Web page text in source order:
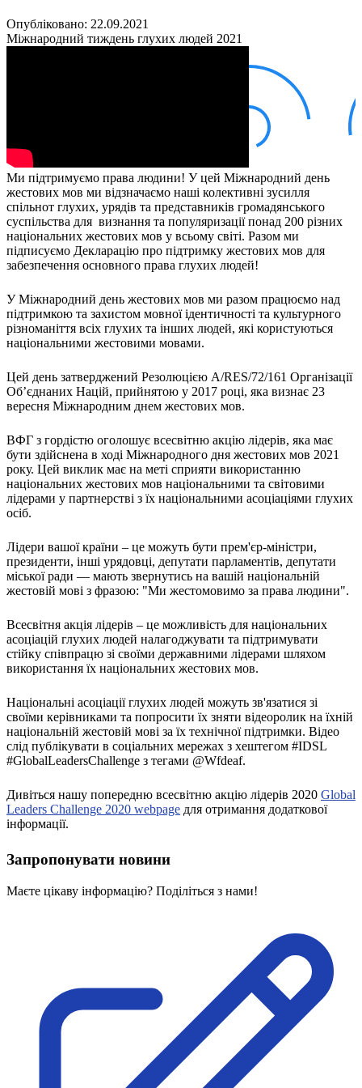
Працевлаштування
Про глухих
Постаті в УТОГ
Все про УТОГ: ваші права, послуги та підтримка:
Корисні інформаційні матеріали від Т. Ломакіної
Офіційна інформація
Про УТОГ
Керівництво УТОГ
Громадські ради УТОГ ⩺
Всеукраїнська Рада голів обласних
організацій УТОГ
Всеукраїнська Рада перекладачів жестової
мови УТОГ
Всеукраїнська Рада директорів УТОГ
Всеукраїнська молодіжна Рада УТОГ
Ветерани УТОГ
Мережа УТОГ
Підприємства УТОГ
Видання УТОГ
Звіти
Посилання сторінок УТОГ
Контакти
Загальна освіта
Для абітурієнтів
Уроки
Українська жестова мова
Правознавство
Я досліджую світ
Реєстр перекладачів жестової мови Українського
Підготовка перекладачів
"Сервіс УТОГ"
Атестація
Безбар'єрність для глухих
Вінницька область
Дніпропетровська область
Донецька область
Закарпатська область
Івано-Франківська область
Миколаївська область
Одеська область
Полтавська область
Рівненська область
Сумська область
Тернопільська область
Опубліковано: 22.09.2021
Міжнародний тиждень глухих людей 2021
Ми підтримуємо права людини! У цей Міжнародний день
жестових мов ми відзначаємо наші колективні зусилля
спільнот глухих, урядів та представників громадянського
суспільства для визнання та популяризації понад 200 різних
національних жестових мов у всьому світі. Разом ми
підписуємо Декларацію про підтримку жестових мов для
забезпечення основного права глухих людей!
У Міжнародний день жестових мов ми разом працюємо над
підтримкою та захистом мовної ідентичності та культурного
різноманіття всіх глухих та інших людей, які користуються
національними жестовими мовами.
Цей день затверджений Резолюцією A/RES/72/161 Організації
Об’єднаних Націй, прийнятою у 2017 році, яка визнає 23
вересня Міжнародним днем ​​жестових мов.
ВФГ з гордістю оголошує всесвітню акцію лідерів, яка має
бути здійснена в ході Міжнародного дня жестових мов 2021
року. Цей виклик має на меті сприяти використанню
національних жестових мов національними та світовими
лідерами у партнерстві з їх національними асоціаціями глухих
осіб.
Лідери вашої країни – це можуть бути прем'єр-міністри,
президенти, інші урядовці, депутати парламентів, депутати
міської ради — мають звернутись на вашій національній
жестовій мові з фразою: "Ми жестомовимо за права людини".
Всесвітня акція лідерів – це можливість для національних
асоціацій глухих людей налагоджувати та підтримувати
стійку співпрацю зі своїми державними лідерами шляхом
використання їх національних жестових мов.
Національні асоціації глухих людей можуть зв'язатися зі
своїми керівниками та попросити їх зняти відеоролик на їхній
національній жестовій мові за їх технічної підтримки. Відео
слід публікувати в соціальних мережах з хештегом #IDSL
#GlobalLeadersChallenge з тегами @Wfdeaf.
Дивіться нашу попередню всесвітню акцію лідерів 2020 Global
Leaders Challenge 2020 webpage для отримання додаткової
інформації.
Запропонувати новини
Маєте цікаву інформацію? Поділіться з нами!